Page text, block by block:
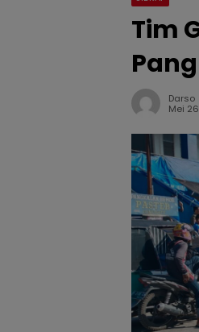
Tim
Darso
Mei